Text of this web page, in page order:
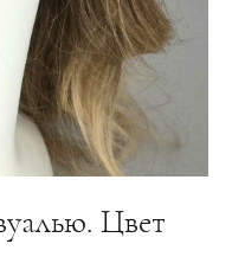
Цвет